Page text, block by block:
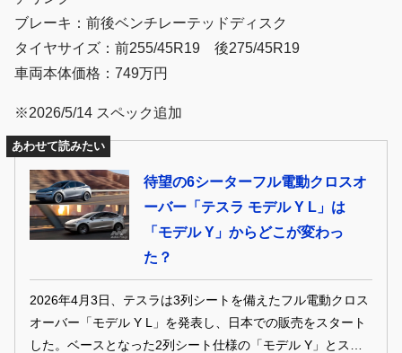
ブレーキ：前後ベンチレーテッドディスク
タイヤサイズ：前255/45R19 後275/45R19
車両本体価格：749万円
※2026/5/14 スペック追加
あわせて読みたい
待望の6シーターフル電動クロスオ
ーバー「テスラ モデル Y L」は
「モデル Y」からどこが変わっ
た？
2026年4月3日、テスラは3列シートを備えたフル電動クロス
オーバー「モデル Y L」を発表し、日本での販売をスタート
した。ベースとなった2列シート仕様の「モデル Y」とスペ